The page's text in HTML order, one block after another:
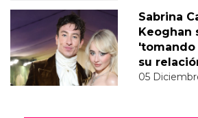
Sabrina
Keoghan
'tomando
su
05